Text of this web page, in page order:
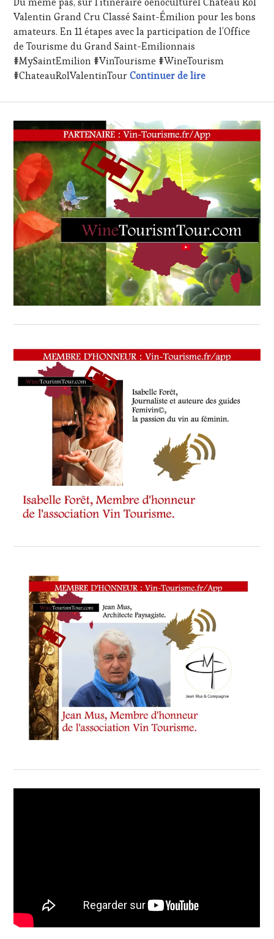
TV,
OENOTOURISME,
PARTENAIRES
VIN
TOURISME,
CHEF,
ŒNOLOGUE,
SOMMELIER
VIGNOBLES
WINE
TASTING
VOUCHER,
WINE
TOURISM
FAME,
WINE
TOURISM
TOUR
WINETASTINGVOUCHER.COM
Valentin Grand Cru Classé Saint-Émilion pour les bons
amateurs. En 11 étapes avec la participation de l’Office
de Tourisme du Grand Saint-Emilionnais
#MySaintEmilion #VinTourisme #WineTourism
#ChateauRolValentinTourContinuer de lireSaint-Émilion